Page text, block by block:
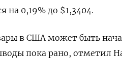
на 0,19% до $1,3404​.
в США может быть
пока рано, отметил